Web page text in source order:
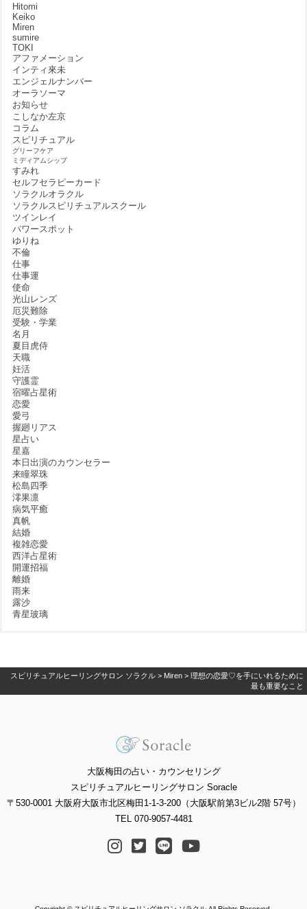
Hitomi
Keiko
Miren
sumire
TOKI
アファメーション
インティ來未
エンジェルナンバー
オーラソーマ
お知らせ
こしなか左京
コラム
スピリチュアル
グリーフケア
ミディアムシップ
すみれ
セルフセラピーカード
ソラクルオラクル
ソラクルスピリチュアルスクール
ツインレイ
パワースポット
ゆりね
不倫
仕事
仕事運
使命
光山レンズ
厄災難除
受験・学業
名月
夏目虎侍
天職
妊活
守護霊
宿曜占星術
恋愛
愛弓
握廻リアス
星占い
星嘉
本日出演のカウンセラー
来瞳翠珠
松島四季
澪果凛
病気平癒
真帆
結婚
複雑恋愛
西洋占星術
開運招福
離婚
雨来
露沙
青星玻璃
スピリチュアルヒーリングサロン ソラクル > Miren > 理想の恋愛♡を手にいれるために
最も重要なこと
大阪梅田の占い・カウンセリング
スピリチュアルヒーリングサロン Soracle
〒530-0001 大阪府大阪市北区梅田1-1-3-200（大阪駅前第3ビル2階 57号）
TEL 070-9057-4481